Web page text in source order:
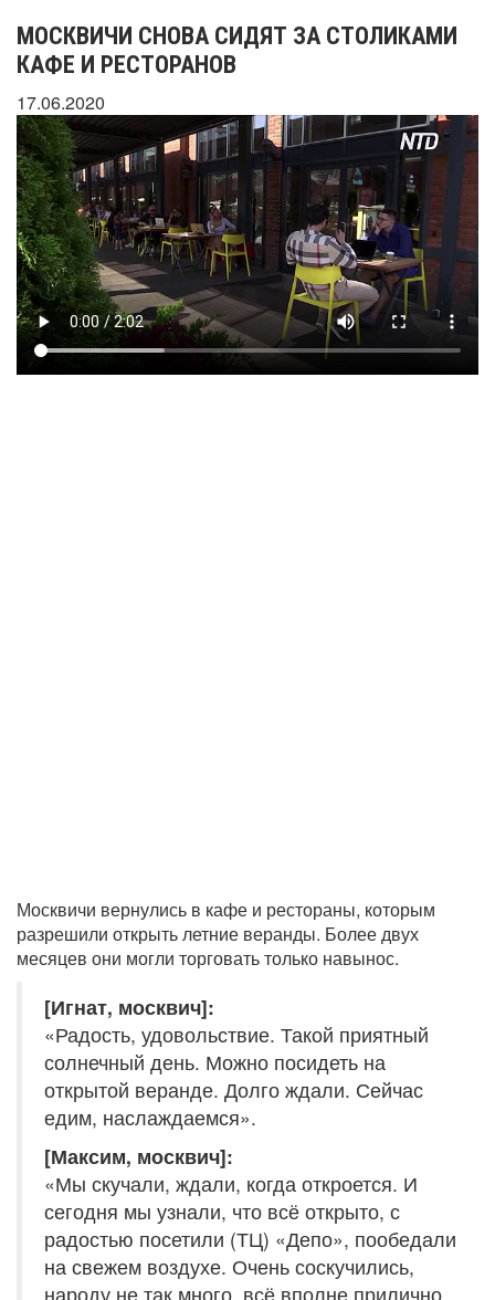
МОСКВИЧИ СНОВА СИДЯТ ЗА СТОЛИКАМИ
КАФЕ И РЕСТОРАНОВ
17.06.2020
Москвичи вернулись в кафе и рестораны, которым
разрешили открыть летние веранды. Более двух
месяцев они могли торговать только навынос.
[Игнат, москвич]:
«Радость, удовольствие. Такой приятный
солнечный день. Можно посидеть на
открытой веранде. Долго ждали. Сейчас
едим, наслаждаемся».
[Максим, москвич]:
«Мы скучали, ждали, когда откроется. И
сегодня мы узнали, что всё открыто, с
радостью посетили (ТЦ) «Депо», пообедали
на свежем воздухе. Очень соскучились,
народу не так много, всё вполне прилично